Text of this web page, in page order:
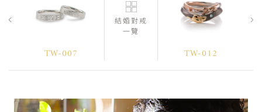
TW-007
結婚對戒
一覽
TW-012